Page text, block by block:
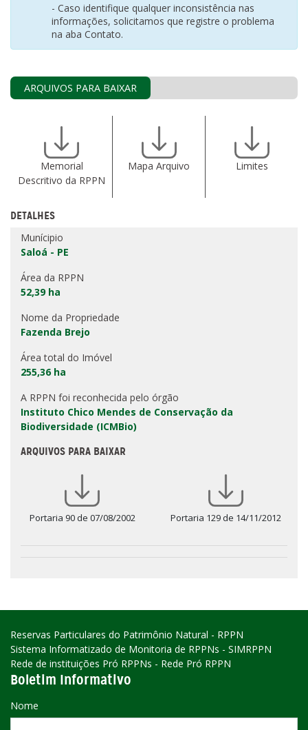
- Caso identifique qualquer inconsistência nas
informações, solicitamos que registre o problema
na aba Contato.
ARQUIVOS PARA BAIXAR
Memorial
Descritivo da RPPN
Mapa Arquivo Limites
DETALHES
Munícipio
Saloá - PE
Área da RPPN
52,39 ha
Nome da Propriedade
Fazenda Brejo
Área total do Imóvel
255,36 ha
A RPPN foi reconhecida pelo órgão
Instituto Chico Mendes de Conservação da
Biodiversidade (ICMBio)
ARQUIVOS PARA BAIXAR
Portaria 90 de 07/08/2002 Portaria 129 de 14/11/2012
Reservas Particulares do Patrimônio Natural - RPPN
Sistema Informatizado de Monitoria de RPPNs - SIMRPPN
Rede de instituições Pró RPPNs - Rede Pró RPPN
Boletim Informativo
Nome